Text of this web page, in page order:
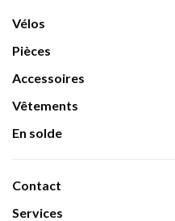
Vélos
Pièces
Accessoires
Vêtements
En solde
Contact
Services